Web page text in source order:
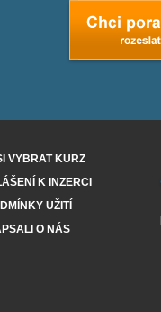
VYBRAT KURZ
K INZERCI
UŽITÍ
O NÁS